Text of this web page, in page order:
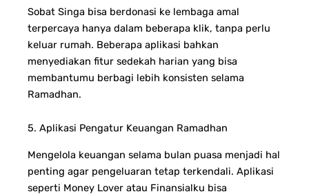
Sobat Singa bisa berdonasi ke lembaga amal
terpercaya hanya dalam beberapa klik, tanpa perlu
keluar rumah. Beberapa aplikasi bahkan
menyediakan fitur sedekah harian yang bisa
membantumu berbagi lebih konsisten selama
Ramadhan.
5. Aplikasi Pengatur Keuangan Ramadhan
Mengelola keuangan selama bulan puasa menjadi hal
penting agar pengeluaran tetap terkendali. Aplikasi
seperti Money Lover atau Finansialku bisa